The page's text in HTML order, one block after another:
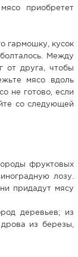
приобретет
гармошку, кусок
Между
от друга, чтобы
мясо вдоль
не готово, если
со следующей
фруктовых
лозу.
придадут мясу
деревьев; из
из березы,